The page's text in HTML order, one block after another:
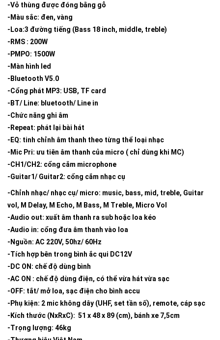
-Vỏ thùng được đóng bằng gỗ
-Màu sắc: đen, vàng
-Loa:3 đường tiếng (Bass 18 inch, middle, treble)
-RMS : 200W
-PMPO: 1500W
-Màn hình led
-Bluetooth V5.0
-Cổng phát MP3: USB, TF card
-BT/ Line: bluetooth/ Line in
-Chức năng ghi âm
-Repeat: phát lại bài hát
-EQ: tinh chỉnh âm thanh theo từng thể loại nhạc
-Mic Pri: ưu tiên âm thanh của micro ( chỉ dùng khi MC)
-CH1/CH2: cổng cắm microphone
-Guitar1/ Guitar2: cổng cắm nhạc cụ
-Chỉnh nhạc/ nhạc cụ/ micro: music, bass, mid, treble, Guitar
vol, M Delay, M Echo, M Bass, M Treble, Micro Vol
-Audio out: xuất âm thanh ra sub hoặc loa kéo
-Audio in: cổng đưa âm thanh vào loa
-Nguồn: AC 220V, 50hz/ 60Hz
-Tích hợp bên trong bình ắc qui DC12V
-DC ON: chế độ dùng bình
-AC ON : chế độ dùng điện, có thể vừa hát vừa sạc
-OFF: tắt/ mở loa, sạc điện cho bình accu
-Phụ kiện: 2 mic không dây (UHF, set tần số), remote, cáp sạc
-Kích thước (NxRxC): 51 x 48 x 89 (cm), bánh xe 7,5cm
-Trọng lượng: 46kg